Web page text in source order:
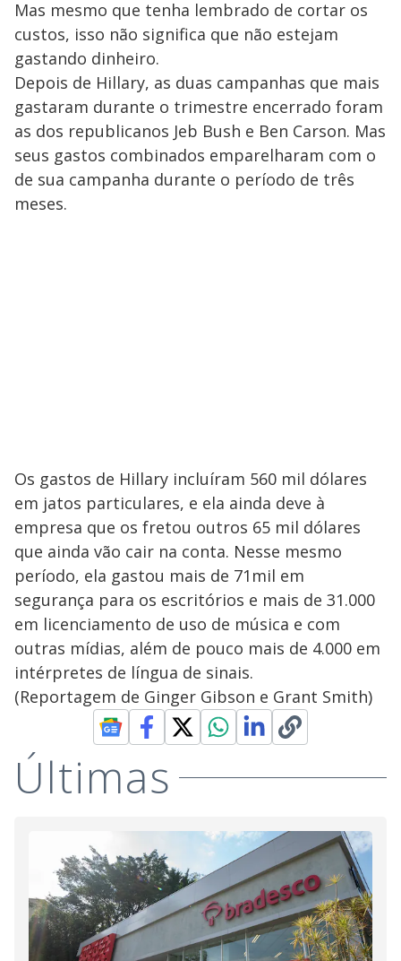
Mas mesmo que tenha lembrado de cortar os
custos, isso não significa que não estejam
gastando dinheiro.
Depois de Hillary, as duas campanhas que mais
gastaram durante o trimestre encerrado foram
as dos republicanos Jeb Bush e Ben Carson. Mas
seus gastos combinados emparelharam com o
de sua campanha durante o período de três
meses.
Os gastos de Hillary incluíram 560 mil dólares
em jatos particulares, e ela ainda deve à
empresa que os fretou outros 65 mil dólares
que ainda vão cair na conta. Nesse mesmo
período, ela gastou mais de 71mil em
segurança para os escritórios e mais de 31.000
em licenciamento de uso de música e com
outras mídias, além de pouco mais de 4.000 em
intérpretes de língua de sinais.
(Reportagem de Ginger Gibson e Grant Smith)
Últimas